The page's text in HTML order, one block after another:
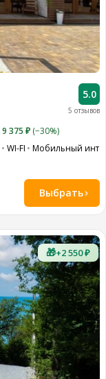
5 отзывов
5.0
9 375 ₽ (−30%)
WI-FI Мобильный
Выбрать
🎁+2 550 ₽